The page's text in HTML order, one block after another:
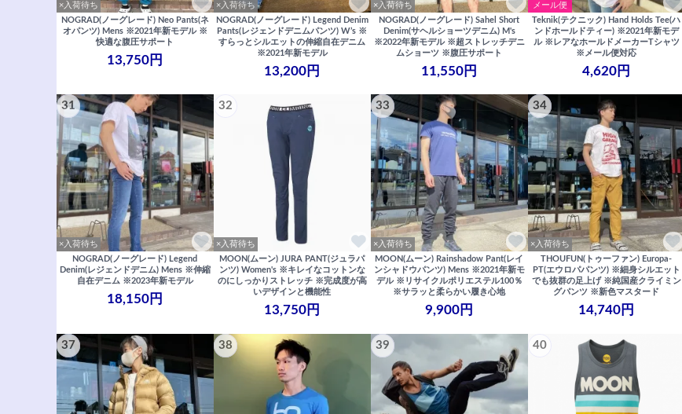
×入荷待ち
NOGRAD(ノーグレード) Neo Pants(ネ
オパンツ) Mens ※2021年新モデル ※
快適な腹圧サポート
13,750円
×入荷待ち
NOGRAD(ノーグレード) Legend Denim
Pants(レジェンドデニムパンツ) W’s ※
すらっとシルエットの伸縮自在デニム
※2021年新モデル
13,200円
×入荷待ち
NOGRAD(ノーグレード) Sahel Short
Denim(サヘルショーツデニム) M's
※2022年新モデル ※超ストレッチデニ
ムショーツ ※腹圧サポート
11,550円
メール便
Teknik(テクニック) Hand Holds Tee(ハ
ンドホールドティー) ※2021年新モデ
ル ※レアなホールドメーカーTシャツ
※メール便対応
4,620円
31
×入荷待ち
NOGRAD(ノーグレード) Legend
Denim(レジェンドデニム) Mens ※伸縮
自在デニム ※2023年新モデル
18,150円
32
×入荷待ち
MOON(ムーン) JURA PANT(ジュラパ
ンツ) Women's ※キレイなコットンな
のにしっかりストレッチ ※完成度が高
いデザインと機能性
13,750円
33
×入荷待ち
MOON(ムーン) Rainshadow Pant(レイ
ンシャドウパンツ) Mens ※2021年新モ
デル ※リサイクルポリエステル100％
※サラッと柔らかい履き心地
9,900円
34
×入荷待ち
THOUFUN(トゥーファン) Europa-
PT(エウロパパンツ) ※細身シルエット
でも抜群の足上げ ※純国産クライミン
グパンツ ※新色マスタード
14,740円
37 38 39 40